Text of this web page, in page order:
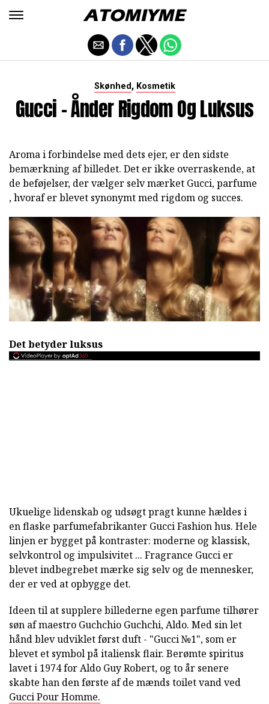
Skønhed, Kosmetik
Gucci - Ånder Rigdom Og Luksus
Aroma i forbindelse med dets ejer, er den sidste
bemærkning af billedet. Det er ikke overraskende, at
de beføjelser, der vælger selv mærket Gucci, parfume
, hvoraf er blevet synonymt med rigdom og succes.
Det betyder luksus
Ukuelige lidenskab og udsøgt pragt kunne hældes i
en flaske parfumefabrikanter Gucci Fashion hus. Hele
linjen er bygget på kontraster: moderne og klassisk,
selvkontrol og impulsivitet ... Fragrance Gucci er
blevet indbegrebet mærke sig selv og de mennesker,
der er ved at opbygge det.
Ideen til at supplere billederne egen parfume tilhører
søn af maestro Guchchio Guchchi, Aldo. Med sin let
hånd blev udviklet først duft - "Gucci №1", som er
blevet et symbol på italiensk flair. Berømte spiritus
lavet i 1974 for Aldo Guy Robert, og to år senere
skabte han den første af de mænds toilet vand ved
Gucci Pour Homme.